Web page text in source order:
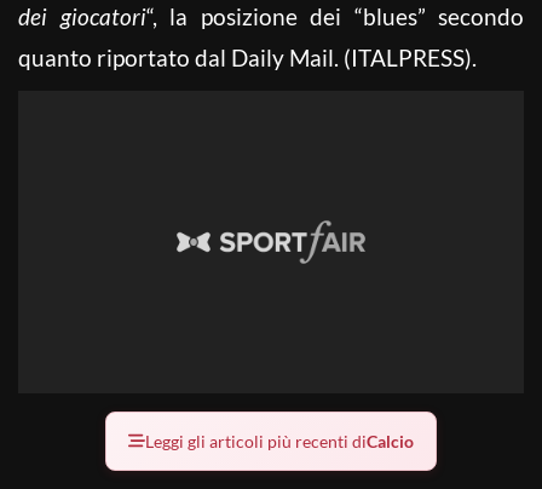
dei giocatori“, la posizione dei “blues” secondo
quanto riportato dal Daily Mail. (ITALPRESS).
Leggi gli articoli più recenti diCalcio